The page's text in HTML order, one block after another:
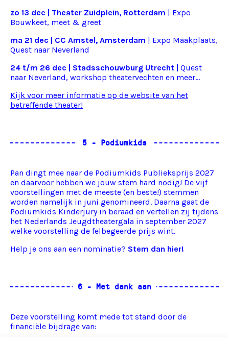
zo 13 dec | Theater Zuidplein, Rotterdam | Expo
Bouwkeet, meet & greet
ma 21 dec | CC Amstel, Amsterdam | Expo Maakplaats,
Quest naar Neverland
24 t/m 26 dec | Stadsschouwburg Utrecht | Quest
naar Neverland, workshop theatervechten en meer…
Kijk voor meer informatie op de website van het
betreffende theater!
Pan dingt mee naar de Podiumkids Publieksprijs 2027
en daarvoor hebben we jouw stem hard nodig! De vijf
voorstellingen met de meeste (en beste!) stemmen
worden namelijk in juni genomineerd. Daarna gaat de
Podiumkids Kinderjury in beraad en vertellen zij tijdens
het Nederlands Jeugdtheatergala in september 2027
welke voorstelling de felbegeerde prijs wint.
Help je ons aan een nominatie? Stem dan hier!
Deze voorstelling komt mede tot stand door de
financiële bijdrage van: